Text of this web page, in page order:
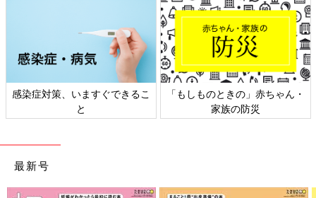
感染症対策、いますぐできるこ
と
「もしものときの」赤ちゃん・
家族の防災
最新号